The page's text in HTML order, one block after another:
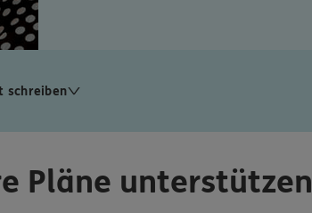
schreiben
Pläne unterstützen